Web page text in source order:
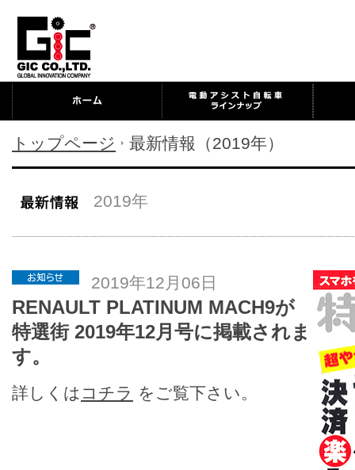
トップページ 最新情報（2019年）
2019年
2019年12月06日
RENAULT PLATINUM MACH9が
特選街 2019年12月号に掲載されま
す。
詳しくは コチラ をご覧下さい。